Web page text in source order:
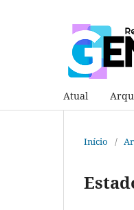
Atual
Início /